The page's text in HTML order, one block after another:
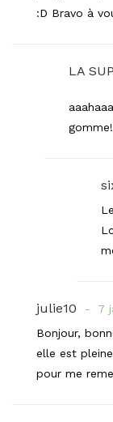
:D Bravo à
LA
julie10 7
Bonjour,
elle est
pour me